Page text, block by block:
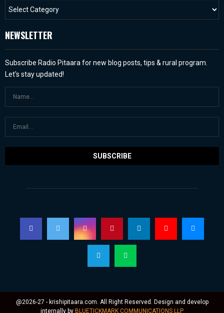
NEWSLETTER
Subscribe Radio Pitaara for new blog posts, tips & rural program.
Let's stay updated!
@2026-27 - krishipitaara.com. All Right Reserved. Design and develop
internally by BLUETICKMARK COMMUNICATIONS LLP